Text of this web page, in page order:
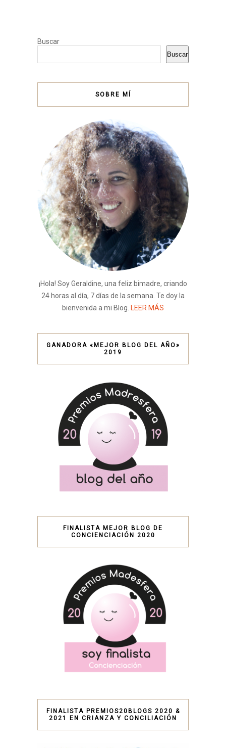
Buscar
Buscar
SOBRE MÍ
¡Hola! Soy Geraldine, una feliz bimadre, criando
24 horas al día, 7 días de la semana. Te doy la
bienvenida a mi Blog. LEER MÁS
GANADORA «MEJOR BLOG DEL AÑO»
2019
FINALISTA MEJOR BLOG DE
CONCIENCIACIÓN 2020
FINALISTA PREMIOS20BLOGS 2020 &
2021 EN CRIANZA Y CONCILIACIÓN